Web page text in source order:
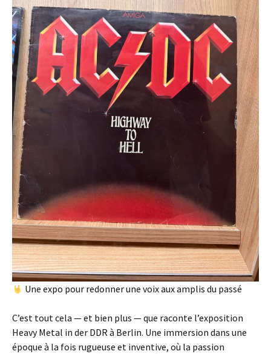
Une expo pour redonner une voix aux amplis du passé
C’est tout cela — et bien plus — que raconte l’exposition
Heavy Metal in der DDR à Berlin. Une immersion dans une
époque à la fois rugueuse et inventive, où la passion